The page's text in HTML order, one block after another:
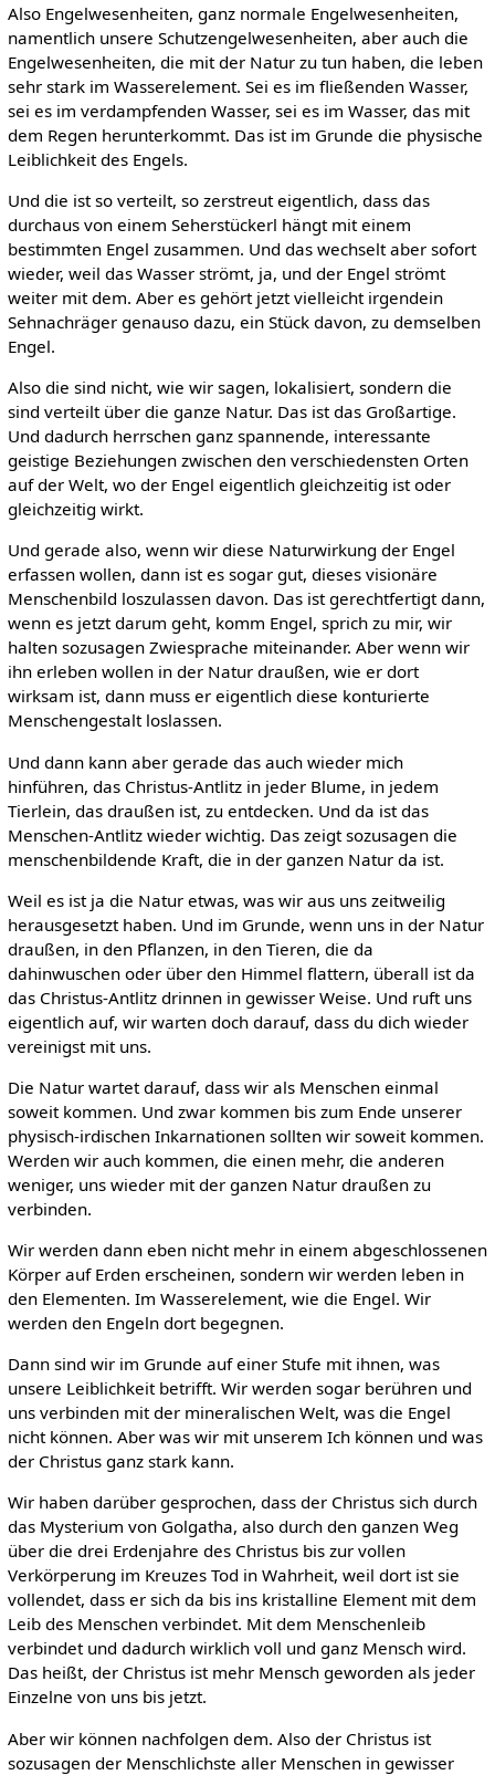
Also Engelwesenheiten, ganz normale Engelwesenheiten,
namentlich unsere Schutzengelwesenheiten, aber auch die
Engelwesenheiten, die mit der Natur zu tun haben, die leben
sehr stark im Wasserelement. Sei es im fließenden Wasser,
sei es im verdampfenden Wasser, sei es im Wasser, das mit
dem Regen herunterkommt. Das ist im Grunde die physische
Leiblichkeit des Engels.
Und die ist so verteilt, so zerstreut eigentlich, dass das
durchaus von einem Seherstückerl hängt mit einem
bestimmten Engel zusammen. Und das wechselt aber sofort
wieder, weil das Wasser strömt, ja, und der Engel strömt
weiter mit dem. Aber es gehört jetzt vielleicht irgendein
Sehnachräger genauso dazu, ein Stück davon, zu demselben
Engel.
Also die sind nicht, wie wir sagen, lokalisiert, sondern die
sind verteilt über die ganze Natur. Das ist das Großartige.
Und dadurch herrschen ganz spannende, interessante
geistige Beziehungen zwischen den verschiedensten Orten
auf der Welt, wo der Engel eigentlich gleichzeitig ist oder
gleichzeitig wirkt.
Und gerade also, wenn wir diese Naturwirkung der Engel
erfassen wollen, dann ist es sogar gut, dieses visionäre
Menschenbild loszulassen davon. Das ist gerechtfertigt dann,
wenn es jetzt darum geht, komm Engel, sprich zu mir, wir
halten sozusagen Zwiesprache miteinander. Aber wenn wir
ihn erleben wollen in der Natur draußen, wie er dort
wirksam ist, dann muss er eigentlich diese konturierte
Menschengestalt loslassen.
Und dann kann aber gerade das auch wieder mich
hinführen, das Christus-Antlitz in jeder Blume, in jedem
Tierlein, das draußen ist, zu entdecken. Und da ist das
Menschen-Antlitz wieder wichtig. Das zeigt sozusagen die
menschenbildende Kraft, die in der ganzen Natur da ist.
Weil es ist ja die Natur etwas, was wir aus uns zeitweilig
herausgesetzt haben. Und im Grunde, wenn uns in der Natur
draußen, in den Pflanzen, in den Tieren, die da
dahinwuschen oder über den Himmel flattern, überall ist da
das Christus-Antlitz drinnen in gewisser Weise. Und ruft uns
eigentlich auf, wir warten doch darauf, dass du dich wieder
vereinigst mit uns.
Die Natur wartet darauf, dass wir als Menschen einmal
soweit kommen. Und zwar kommen bis zum Ende unserer
physisch-irdischen Inkarnationen sollten wir soweit kommen.
Werden wir auch kommen, die einen mehr, die anderen
weniger, uns wieder mit der ganzen Natur draußen zu
verbinden.
Wir werden dann eben nicht mehr in einem abgeschlossenen
Körper auf Erden erscheinen, sondern wir werden leben in
den Elementen. Im Wasserelement, wie die Engel. Wir
werden den Engeln dort begegnen.
Dann sind wir im Grunde auf einer Stufe mit ihnen, was
unsere Leiblichkeit betrifft. Wir werden sogar berühren und
uns verbinden mit der mineralischen Welt, was die Engel
nicht können. Aber was wir mit unserem Ich können und was
der Christus ganz stark kann.
Wir haben darüber gesprochen, dass der Christus sich durch
das Mysterium von Golgatha, also durch den ganzen Weg
über die drei Erdenjahre des Christus bis zur vollen
Verkörperung im Kreuzes Tod in Wahrheit, weil dort ist sie
vollendet, dass er sich da bis ins kristalline Element mit dem
Leib des Menschen verbindet. Mit dem Menschenleib
verbindet und dadurch wirklich voll und ganz Mensch wird.
Das heißt, der Christus ist mehr Mensch geworden als jeder
Einzelne von uns bis jetzt.
Aber wir können nachfolgen dem. Also der Christus ist
sozusagen der Menschlichste aller Menschen in gewisser